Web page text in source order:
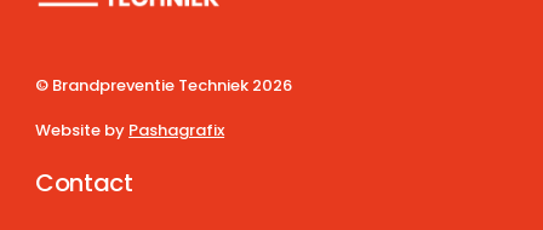
© Brandpreventie Techniek 2026
Website by Pashagrafix
Contact